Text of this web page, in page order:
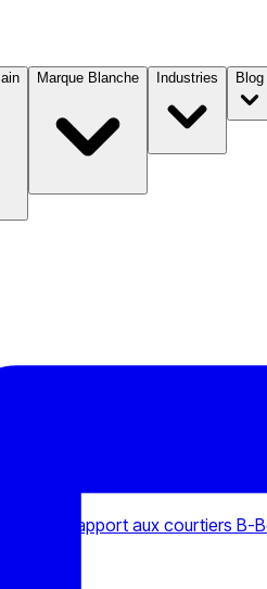
Marque Blanche Industries Blog
quelle est la différence ?
par rapport aux courtiers B-